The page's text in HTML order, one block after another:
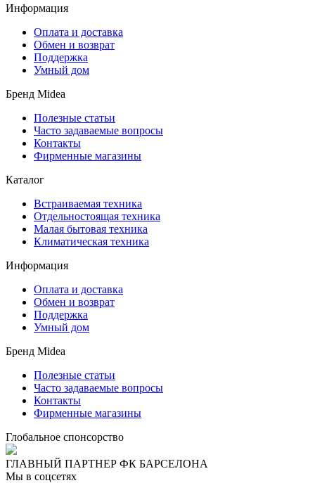
Информация
Оплата и доставка
Обмен и возврат
Поддержка
Умный дом
Бренд Midea
Полезные статьи
Часто задаваемые вопросы
Контакты
Фирменные магазины
Каталог
Встраиваемая техника
Отдельностоящая техника
Малая бытовая техника
Климатическая техника
Информация
Оплата и доставка
Обмен и возврат
Поддержка
Умный дом
Бренд Midea
Полезные статьи
Часто задаваемые вопросы
Контакты
Фирменные магазины
Глобальное спонсорство
ГЛАВНЫЙ ПАРТНЕР ФК БАРСЕЛОНА
Мы в соцсетях